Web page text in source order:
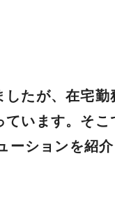
したが、在宅勤
ています。そこ
ーションを紹